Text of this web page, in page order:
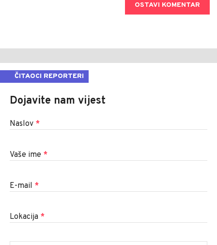
OSTAVI KOMENTAR
ČITAOCI REPORTERI
Dojavite nam vijest
Naslov *
Vaše ime *
E-mail *
Lokacija *